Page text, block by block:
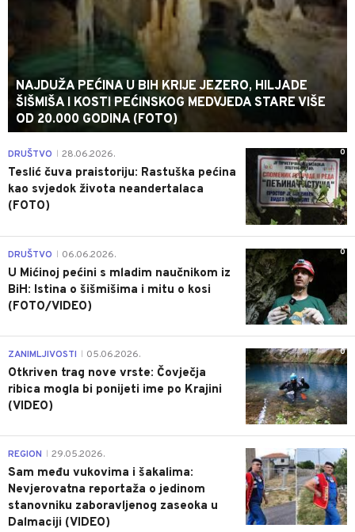
NAJDUŽA PEĆINA U BIH KRIJE JEZERO, HILJADE
ŠIŠMIŠA I KOSTI PEĆINSKOG MEDVJEDA STARE VIŠE
OD 20.000 GODINA (FOTO)
0
DRUŠTVO 28.06.2026.
Teslić čuva praistoriju: Rastuška pećina
kao svjedok života neandertalaca
(FOTO)
0
DRUŠTVO 06.06.2026.
U Mićinoj pećini s mladim naučnikom iz
BiH: Istina o šišmišima i mitu o kosi
(FOTO/VIDEO)
0
ZANIMLJIVOSTI 05.06.2026.
Otkriven trag nove vrste: Čovječja
ribica mogla bi ponijeti ime po Krajini
(VIDEO)
0
REGION 29.05.2026.
Sam među vukovima i šakalima:
Nevjerovatna reportaža o jedinom
stanovniku zaboravljenog zaseoka u
Dalmaciji (VIDEO)